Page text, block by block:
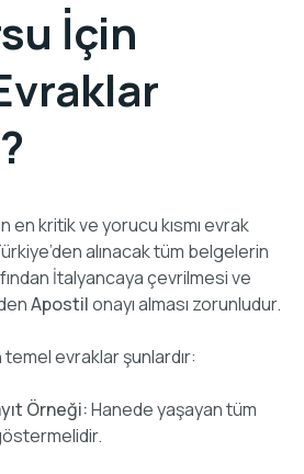
İçin
en kritik ve yorucu kısmı evrak
alınacak tüm belgelerin
İtalyancaya çevrilmesi ve
Apostilonayı alması zorunludur.
temel evraklar şunlardır:
Örneği:Hanede yaşayan tüm